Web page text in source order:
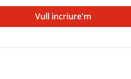
Vull incriure'm